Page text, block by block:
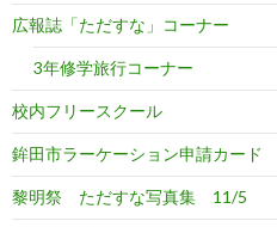
広報誌「ただすな」コーナー
3年修学旅行コーナー
校内フリースクール
鉾田市ラーケーション申請カード
黎明祭 ただすな写真集 11/5